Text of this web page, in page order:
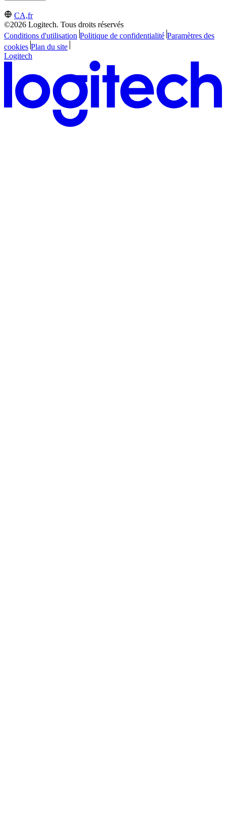
CA,fr
©2026 Logitech. Tous droits réservés
Conditions d'utilisation Politique de confidentialité Paramètres des
cookies Plan du site
Logitech